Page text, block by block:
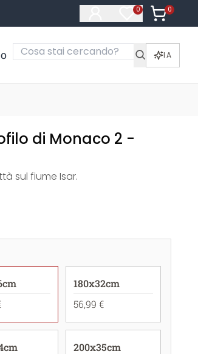
0
Articoli nella
0
Articoli
IA
di Monaco 2 -
sul fiume Isar.
180x32cm
56,99 €
200x35cm